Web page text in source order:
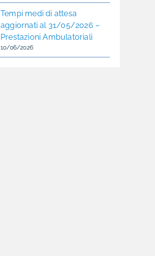
Tempi medi di attesa
aggiornati al 31/05/2026 –
Prestazioni Ambulatoriali
10/06/2026